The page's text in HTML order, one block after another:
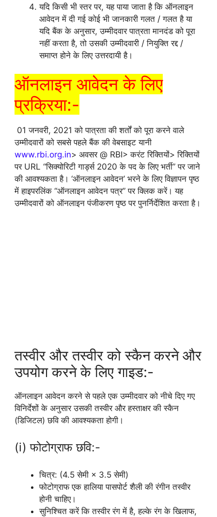
यदि किसी भी स्तर पर, यह पाया जाता है कि ऑनलाइन
आवेदन में दी गई कोई भी जानकारी गलत / गलत है या
यदि बैंक के अनुसार, उम्मीदवार पात्रता मानदंड को पूरा
नहीं करता है, तो उसकी उम्मीदवारी / नियुक्ति रद्द /
समाप्त होने के लिए उत्तरदायी है।
ऑनलाइन आवेदन के लिए
प्रक्रिया:-
01 जनवरी, 2021 को पात्रता की शर्तों को पूरा करने वाले
उम्मीदवारों को सबसे पहले बैंक की वेबसाइट यानी
www.rbi.org.in> अवसर @ RBI> करंट रिक्तियों> रिक्तियों
पर URL “सिक्योरिटी गार्ड्स 2020 के पद के लिए भर्ती” पर जाने
की आवश्यकता है। ‘ऑनलाइन आवेदन’ भरने के लिए विज्ञापन पृष्ठ
में हाइपरलिंक “ऑनलाइन आवेदन पत्र” पर क्लिक करें। यह
उम्मीदवारों को ऑनलाइन पंजीकरण पृष्ठ पर पुनर्निर्देशित करता है।
तस्वीर और तस्वीर को स्कैन करने और
उपयोग करने के लिए गाइड:-
ऑनलाइन आवेदन करने से पहले एक उम्मीदवार को नीचे दिए गए
विनिर्देशों के अनुसार उसकी तस्वीर और हस्ताक्षर की स्कैन
(डिजिटल) छवि की आवश्यकता होगी।
(i) फोटोग्राफ छवि:-
चित्र: (4.5 सेमी × 3.5 सेमी)
फोटोग्राफ एक हालिया पासपोर्ट शैली की रंगीन तस्वीर
होनी चाहिए।
सुनिश्चित करें कि तस्वीर रंग में है, हल्के रंग के खिलाफ,